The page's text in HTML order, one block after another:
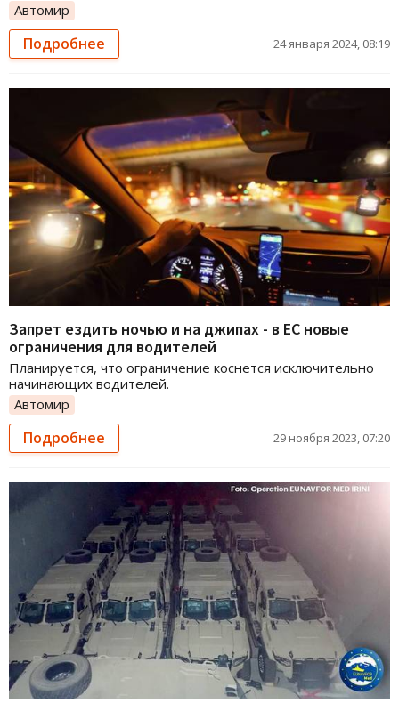
Автомир
Подробнее 24 января 2024, 08:19
Запрет ездить ночью и на джипах - в ЕС новые
ограничения для водителей
Планируется, что ограничение коснется исключительно
начинающих водителей.
Автомир
Подробнее 29 ноября 2023, 07:20